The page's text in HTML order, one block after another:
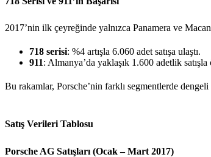
2017’nin ilk çeyreğinde yalnızca Panamera ve
718 serisi: %4 artışla 6.060 adet satışa ulaştı.
911: Almanya’da yaklaşık 1.600 adetlik
Bu rakamlar, Porsche’nin farklı segmentlerde dengeli
Satış Verileri Tablosu
Porsche AG Satışları (Ocak – Mart 2017)